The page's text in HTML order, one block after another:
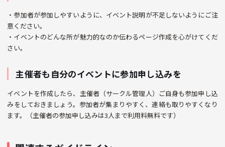
・参加者が参加しやすいように、イベント説明が不足しないようにご注
意ください。
・イベントのどんな所が魅力的なのか伝わるページ作成を心がけてくだ
さい。
主催者も自分のイベントに参加申し込みを
イベントを作成したら、主催者（サークル管理人）ご自身も参加申し込
みをしておきましょう。参加者が集まりやすく、連絡も取りやすくなり
ます。（主催者の参加申し込みは3人まで利用料無料です）